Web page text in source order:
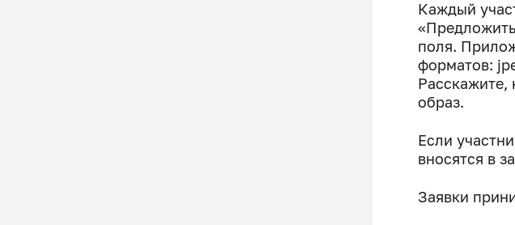
Каждый
поля.
форматов:
Расскажите,
образ.
Если
вносятся в
Заявки